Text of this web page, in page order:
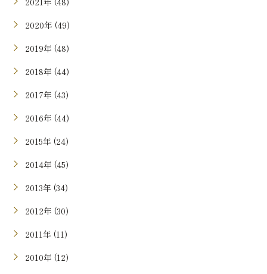
2020年 (49)
2019年 (48)
2018年 (44)
2017年 (43)
2016年 (44)
2015年 (24)
2014年 (45)
2013年 (34)
2012年 (30)
2011年 (11)
2010年 (12)